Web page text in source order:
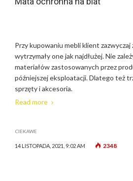
Przy kupowaniu mebli klient zazwyczaj
wytrzymały one jak najdłużej. Nie
materiałów zastosowanych przez
późniejszej eksploatacji. Dlatego też
sprzęty i akcesoria.
Read more
CIEKAWE
14 LISTOPADA, 2021, 9:02 AM 2348